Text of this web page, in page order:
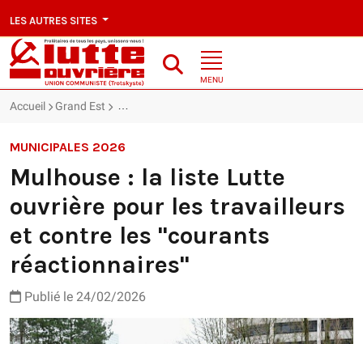
LES AUTRES SITES
MENU
Accueil Grand Est Mulhouse : la liste Lutte ouvrière pour les
MUNICIPALES 2026
Mulhouse : la liste Lutte
ouvrière pour les travailleurs
et contre les "courants
réactionnaires"
Publié le 24/02/2026